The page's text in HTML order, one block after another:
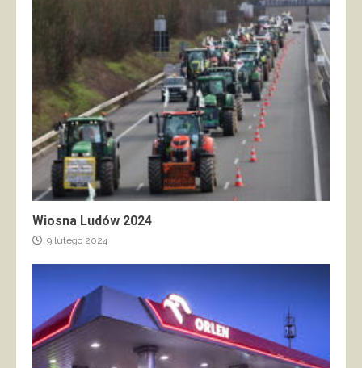
Wiosna Ludów 2024
9 lutego 2024